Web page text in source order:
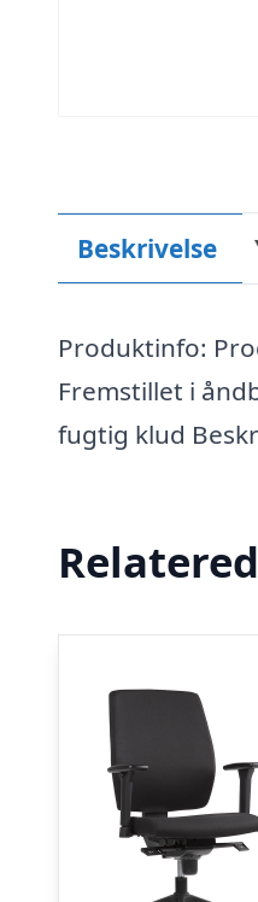
Beskrivelse
Produktinfo:
Fremstillet i
fugtig klud